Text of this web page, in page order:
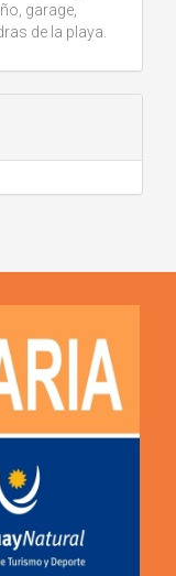
garage,
de la playa.